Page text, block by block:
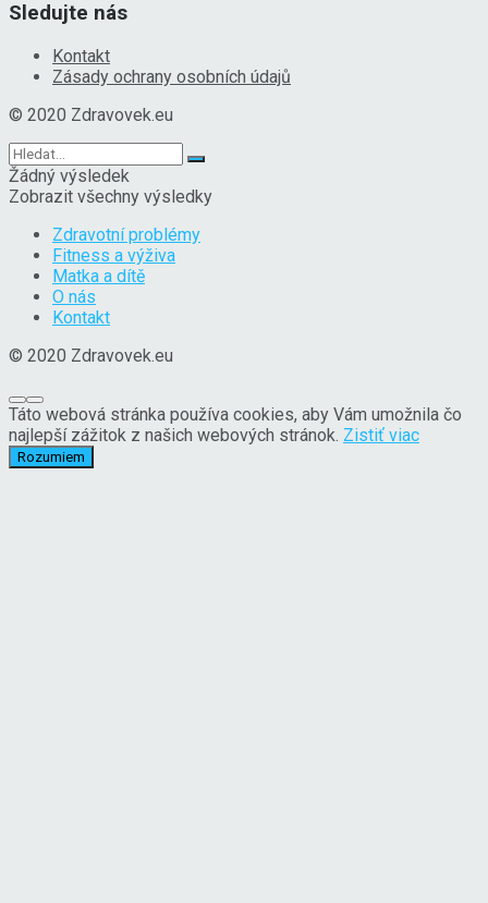
Sledujte nás
Kontakt
Zásady ochrany osobních údajů
© 2020 Zdravovek.eu
Žádný výsledek
Zobrazit všechny výsledky
Zdravotní problémy
Fitness a výživa
Matka a dítě
O nás
Kontakt
© 2020 Zdravovek.eu
Táto webová stránka používa cookies, aby Vám umožnila čo
najlepší zážitok z našich webových stránok. Zistiť viac
Rozumiem